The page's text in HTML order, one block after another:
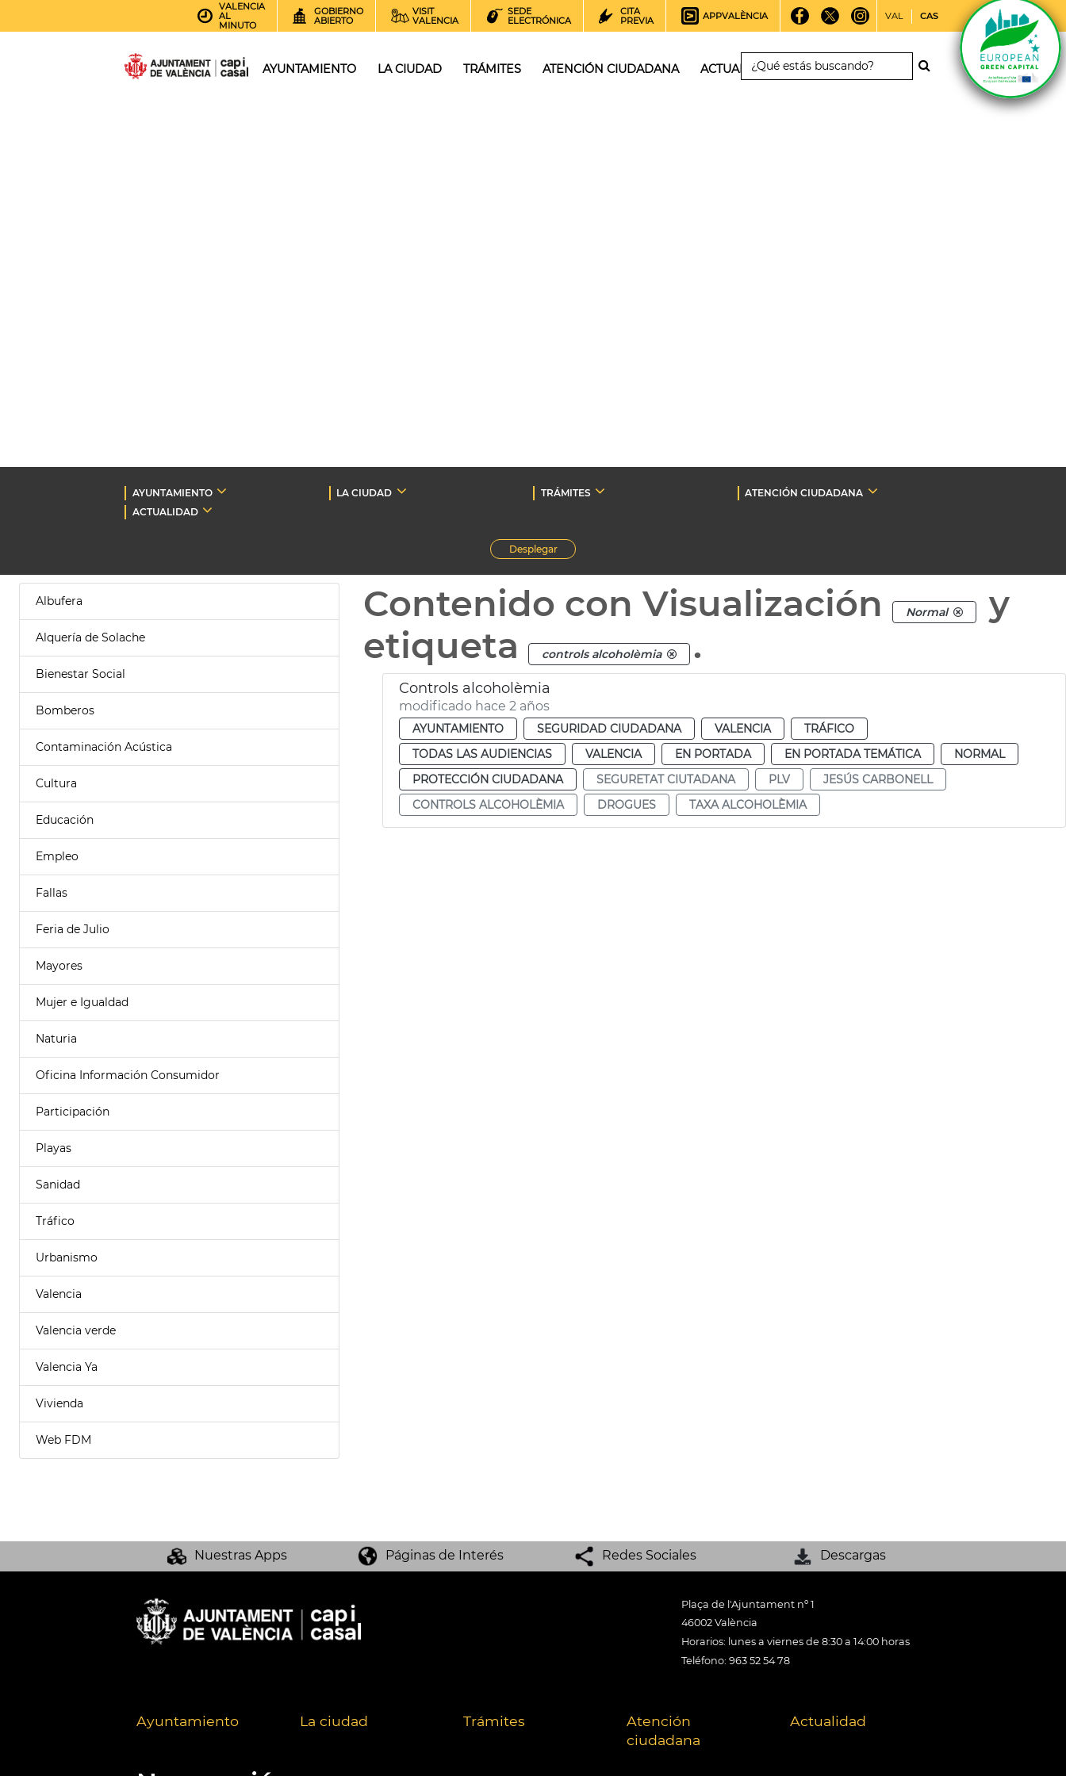
VALENCIA
AL
MINUTO
GOBIERNO
ABIERTO
VISIT
VALENCIA
SEDE
ELECTRÓNICA
CITA
PREVIA
APPVALÈNCIA VAL CAS
AYUNTAMIENTO LA CIUDAD TRÁMITES ATENCIÓN CIUDADANA ACTUALIDAD
AYUNTAMIENTO LA CIUDAD TRÁMITES
ATENCIÓN CIUDADANA
ACTUALIDAD
Desplegar
Albufera
Alquería de Solache
Bienestar Social
Bomberos
Contaminación Acústica
Cultura
Educación
Empleo
Fallas
Feria de Julio
Mayores
Mujer e Igualdad
Naturia
Oficina Información Consumidor
Participación
Playas
Sanidad
Tráfico
Urbanismo
Valencia
Valencia verde
Valencia Ya
Vivienda
Web FDM
Contenido con Visualización Normal
y
etiqueta
controls alcoholèmia .
Controls alcoholèmia
modificado hace 2 años
AYUNTAMIENTO SEGURIDAD CIUDADANA VALENCIA
TRÁFICO
TODAS LAS AUDIENCIAS
VALENCIA EN PORTADA EN PORTADA TEMÁTICA
NORMAL
PROTECCIÓN CIUDADANA
SEGURETAT CIUTADANA PLV
JESÚS CARBONELL
CONTROLS ALCOHOLÈMIA
DROGUES TAXA ALCOHOLÈMIA
Nuestras Apps Páginas de Interés Redes Sociales Descargas
Plaça de l'Ajuntament nº 1
46002 València
Horarios: lunes a viernes de 8:30 a 14:00 horas
Teléfono: 963 52 54 78
Ayuntamiento La ciudad Trámites
Atención
ciudadana
Actualidad